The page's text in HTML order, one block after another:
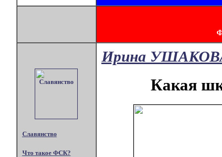
Славянство
Что такое ФСК?
Ирина
Какая